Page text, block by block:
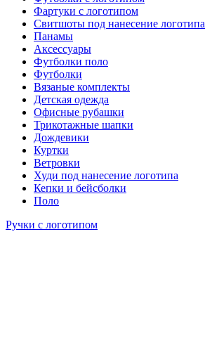
Фартуки с логотипом
Свитшоты под нанесение логотипа
Панамы
Аксессуары
Футболки поло
Футболки
Вязаные комплекты
Детская одежда
Офисные рубашки
Трикотажные шапки
Дождевики
Куртки
Ветровки
Худи под нанесение логотипа
Кепки и бейсболки
Поло
Ручки с логотипом